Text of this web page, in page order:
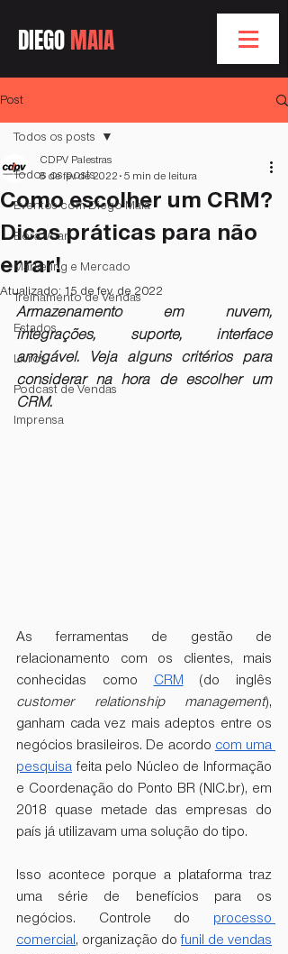
DIEGOMAIA
Post
Todos os posts
Eventos com Diego Maia
Bóra Voar
Marketing e Mercado
Treinamento de Vendas
Estados
Livros
Podcast de Vendas
Imprensa
Todos os posts
Como escolher um CRM?
Dicas práticas para não
errar!
CDPV Palestras
8 de fev. de 2022
5 min de leitura
Atualizado: 15 de fev. de 2022
Armazenamento em nuvem,
integrações, suporte, interface
amigável. Veja alguns critérios para
considerar na hora de escolher um
CRM.
As ferramentas de gestão de
relacionamento com os clientes, mais
conhecidas como CRM
customer relationship management),
ganham cada vez mais adeptos entre os
negócios brasileiros. De acordo com uma
pesquisa feita pelo Núcleo de Informação
e Coordenação do Ponto BR (NIC.br), em
2018 quase metade das empresas do
país já utilizavam uma solução do tipo.
Isso acontece porque a plataforma traz
uma série de benefícios para os
negócios. Controle do processo
comercial, organização do funil de vendas